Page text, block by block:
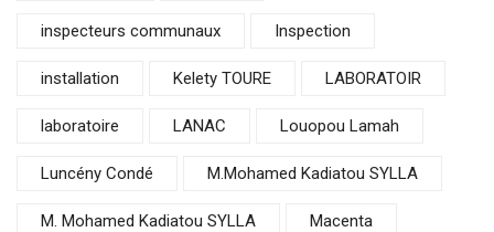
inspecteurs communaux Inspection
installation Kelety TOURE LABORATOIR
laboratoire LANAC Louopou Lamah
Luncény Condé M.Mohamed Kadiatou SYLLA
M. Mohamed Kadiatou SYLLA Macenta